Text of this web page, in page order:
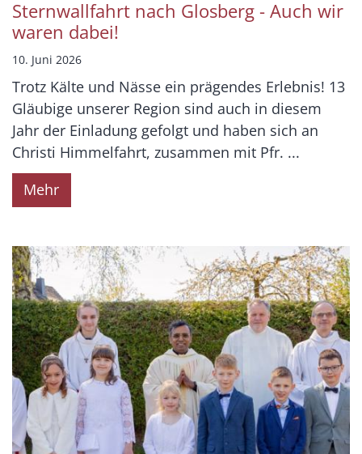
Sternwallfahrt nach Glosberg - Auch wir
waren dabei!
10. Juni 2026
Trotz Kälte und Nässe ein prägendes Erlebnis! 13
Gläubige unserer Region sind auch in diesem
Jahr der Einladung gefolgt und haben sich an
Christi Himmelfahrt, zusammen mit Pfr. ...
Mehr